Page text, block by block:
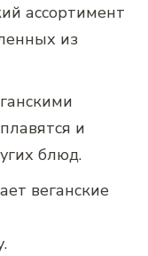
ассортимент
из
и
блюд.
веганские